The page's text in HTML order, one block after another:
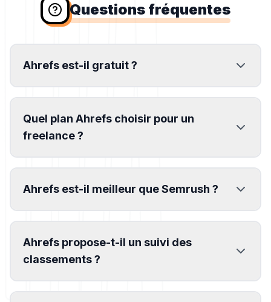
Questions fréquentes
Ahrefs est-il gratuit ?
Quel plan Ahrefs choisir pour un
freelance ?
Ahrefs est-il meilleur que Semrush ?
Ahrefs propose-t-il un suivi des
classements ?